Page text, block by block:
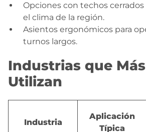
Opciones con techos
el clima de la región.
Asientos ergonómicos para
turnos largos.
Industrias que
Utilizan
Industria
Aplicación
Típica